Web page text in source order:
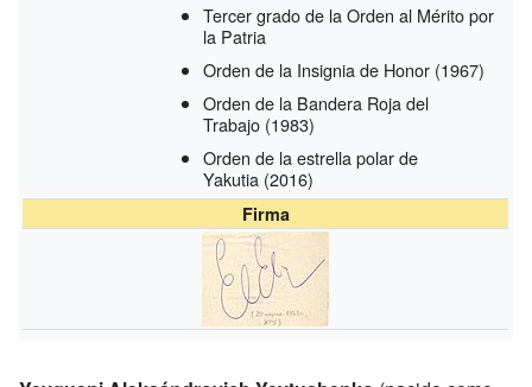
Tercer grado de la Orden al Mérito por
la Patria
Orden de la Insignia de Honor (1967)
Orden de la Bandera Roja del
Trabajo (1983)
Orden de la estrella polar de
Yakutia (2016)
Firma